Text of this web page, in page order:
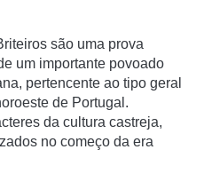
são uma prova
um importante povoado
pertencente ao tipo geral
de Portugal.
da cultura castreja,
no começo da era